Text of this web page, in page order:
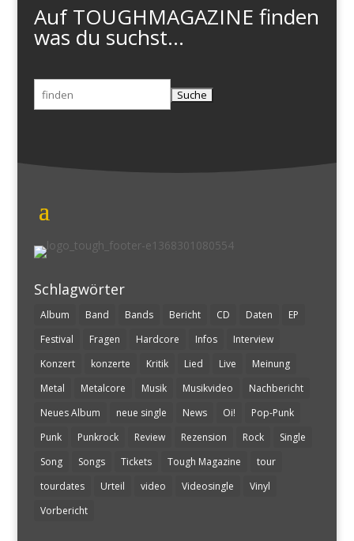
Auf TOUGHMAGAZINE finden
was du suchst...
Suchen
nach:
Schlagwörter
Album Band Bands Bericht CD Daten
EP
Festival
Fragen Hardcore Infos
Interview
Konzert
konzerte Kritik Lied Live
Meinung
Metal
Metalcore Musik Musikvideo
Nachbericht
Neues Album
neue single News Oi!
Pop-Punk
Punk
Punkrock Review Rezension Rock
Single
Song
Songs Tickets Tough Magazine
tour
tourdates
Urteil video Videosingle
Vinyl
Vorbericht